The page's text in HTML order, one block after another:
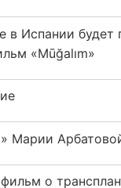
в Испании будет
«Mūğalım»
Марии
о